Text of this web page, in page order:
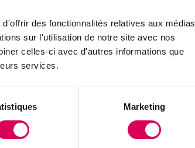
des fonctionnalités relatives aux médias
sur l'utilisation de notre site avec nos
celles-ci avec d'autres informations que
services.
Marketing
à nos